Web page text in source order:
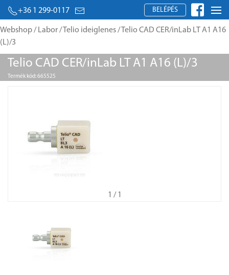
+36 1 299-0117 BELÉPÉS
Webshop/ Labor/Telio ideiglenes/ Telio CAD CER/inLab LT A1 A16
(L)/3
Telio CAD CER/inLab LT A1 A16 (L)/3
Termék kód: 665525
1 / 1